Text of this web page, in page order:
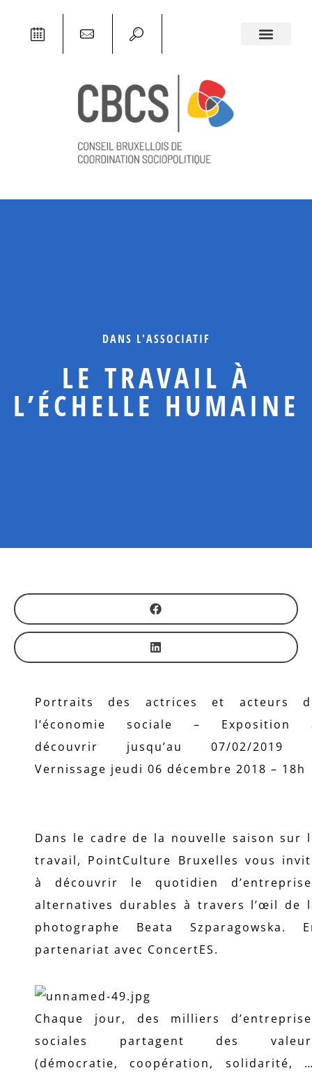
DANS L'ASSOCIATIF
LE TRAVAIL À
L’ÉCHELLE HUMAINE
Portraits des actrices et acteurs
l’économie sociale – Exposition
découvrir jusqu’au 07/02/2019
Vernissage jeudi 06 décembre 2018 – 18h
Dans le cadre de la nouvelle saison sur
travail, PointCulture Bruxelles vous
à découvrir le quotidien
alternatives durables à travers l’œil de
photographe Beata Szparagowska.
partenariat avec ConcertES.
Chaque jour, des milliers
sociales partagent des
(démocratie, coopération, solidarité,